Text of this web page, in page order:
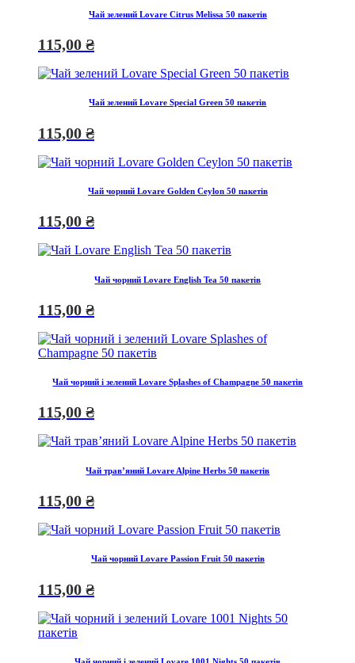
Чай зелений Lovare Citrus Melissa 50 пакетів
115,00 ₴
Чай зелений Lovare Special Green 50 пакетів
115,00 ₴
Чай чорний Lovare Golden Ceylon 50 пакетів
115,00 ₴
Чай чорний Lovare English Tea 50 пакетів
115,00 ₴
Чай чорний і зелений Lovare Splashes of Champagne 50 пакетів
115,00 ₴
Чай трав’яний Lovare Alpine Herbs 50 пакетів
115,00 ₴
Чай чорний Lovare Passion Fruit 50 пакетів
115,00 ₴